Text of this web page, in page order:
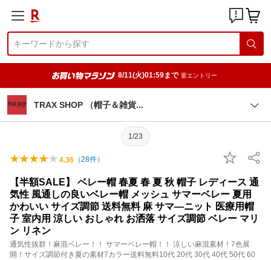
8/11(火)01:59まで 要エントリー
TRAX SHOP （帽子＆雑貨
1/23
4.36 （28件）
【半額SALE】 ベレー帽 春夏 春 夏 秋 帽子 レディース 通
気性 風通しの良いベレー帽 メッシュ サマーベレー 夏用
かわいい サイズ調節 送料無料 麻 サマ—ニット 医療用帽
子 室内用 涼しい おしゃれ お洒落 サイズ調節 ベレー マリ
ン リネン
通気性抜群！麻混ベレー！！ サマーベレー帽！！ 涼しい麻混素材！7色展
開！サイズ調節付き夏の素材7カラー送料無料10代 20代 30代 40代 50代 60